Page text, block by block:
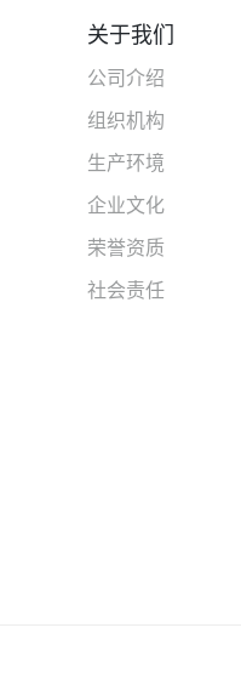
关于我们
公司介绍
组织机构
生产环境
企业文化
荣誉资质
社会责任